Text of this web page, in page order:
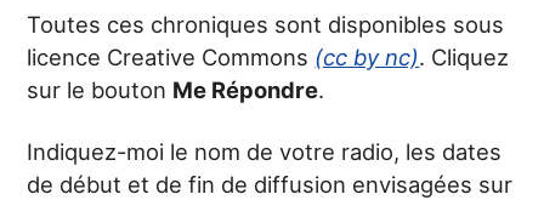
Toutes ces chroniques sont disponibles sous
licence Creative Commons (cc by nc). Cliquez
sur le bouton Me Répondre.
Indiquez-moi le nom de votre radio, les dates
de début et de fin de diffusion envisagées sur